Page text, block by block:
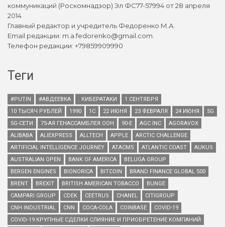
коммуникаций (Роскомнадзор) Эл ФС77-57994 от 28 апреля
2014
Главный редактор и учредитель Федоренко М.А.
Email редакции: m.a.fedorenko@gmail.com.
Телефон редакции: +79859909990
Теги
#PUTIN #АВДЕЕВКА . КИБЕРАТАКИ
1 СЕНТЯБРЯ
10 ТЫСЯЧ РУБЛЕЙ
1990 1С 22 ИЮНЯ 23 ФЕВРАЛЯ 24 ИЮНЯ
5G
5G-СЕТИ
75-АЯ ГЕНАССАМБЛЕЯ ООН 90-Е AGC INC
AGORAVOX
ALIBABA
ALIEXPRESS ALLTECH APPLE
ARCTIC CHALLENGE
ARTIFICIAL INTELLIGENCE JOURNEY
ATACMS ATLANTIC COAST
AUKUS
AUSTRALIAN OPEN
BANK OF AMERICA
BELUGA GROUP
BERGEN ENGINES
BIONORICA BITCOIN
BRAND FINANCE GLOBAL 500
BRENT
BREXIT BRITISH AMERICAN TOBACCO
BUNGE
CAMPARI GROUP
CDEK CEETRUS CHANEL
CITIGROUP
CNH INDUSTRIAL
CNN COCA-COLA COINBASE
COVID-19
COVID-19 КРУПНЫЕ СДЕЛКИ СЛИЯНИЕ И ПРИОБРЕТЕНИЕ КОМПАНИЙ